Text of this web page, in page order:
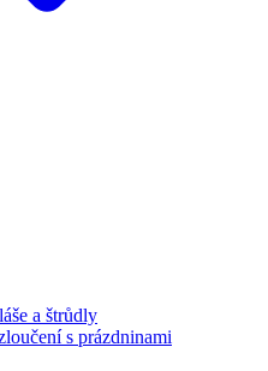
a štrůdly
s prázdninami